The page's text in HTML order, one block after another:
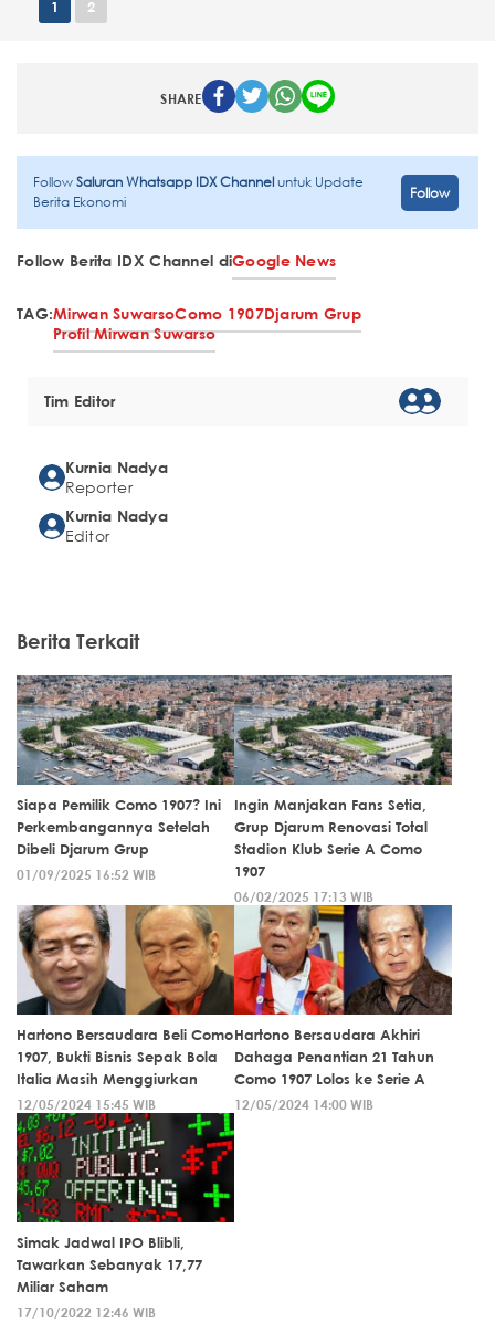
1 2
SHARE
FollowSaluran Whatsapp IDX Channeluntuk Update
Berita Ekonomi
Follow
Follow Berita IDX Channel diGoogle News
TAG:Mirwan SuwarsoComo 1907Djarum Grup
Profil Mirwan Suwarso
Tim Editor
Kurnia Nadya
Reporter
Kurnia Nadya
Editor
Berita Terkait
Siapa Pemilik Como 1907? Ini
Perkembangannya Setelah
Dibeli Djarum Grup
01/09/2025 16:52 WIB
Ingin Manjakan Fans Setia,
Grup Djarum Renovasi Total
Stadion Klub Serie A Como
1907
06/02/2025 17:13 WIB
Hartono Bersaudara Beli Como
1907, Bukti Bisnis Sepak Bola
Italia Masih Menggiurkan
12/05/2024 15:45 WIB
Hartono Bersaudara Akhiri
Dahaga Penantian 21 Tahun
Como 1907 Lolos ke Serie A
12/05/2024 14:00 WIB
Simak Jadwal IPO Blibli,
Tawarkan Sebanyak 17,77
Miliar Saham
17/10/2022 12:46 WIB